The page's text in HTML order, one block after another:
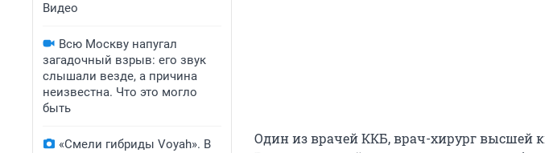
Видео
Всю Москву напугал
загадочный взрыв: его звук
слышали везде, а причина
неизвестна. Что это могло
быть
«Смели гибриды Voyah». В
Один из врачей ККБ, врач-хирург высшей